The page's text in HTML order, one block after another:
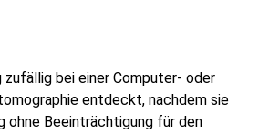
zufällig bei einer Computer- oder
entdeckt, nachdem sie
ohne Beeinträchtigung für den